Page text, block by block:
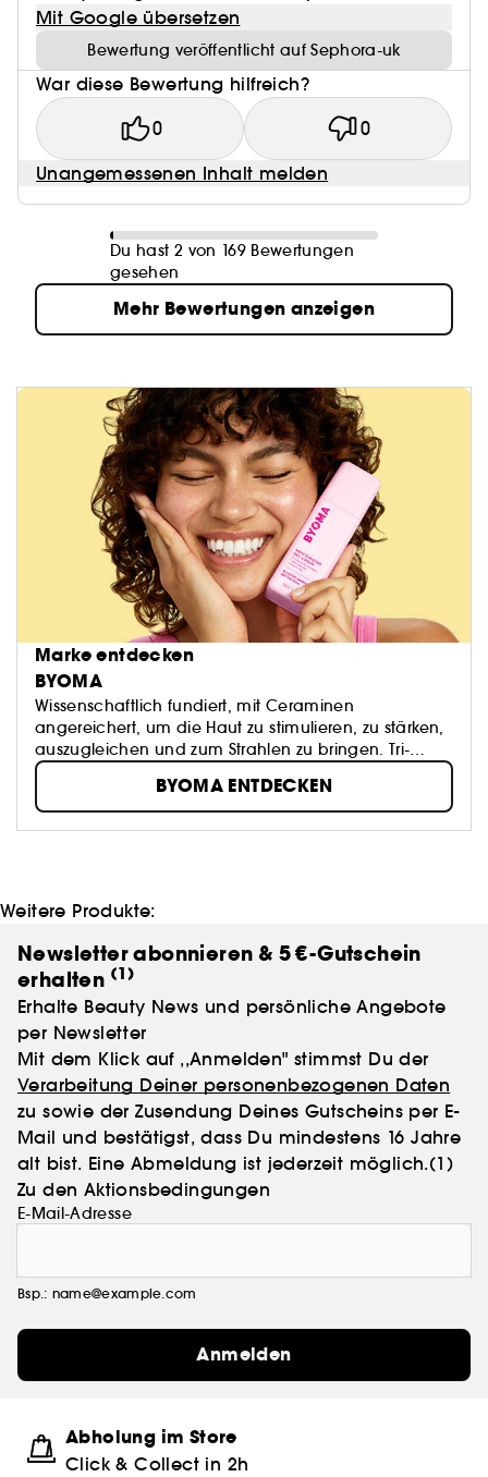
Mit Google übersetzen
Bewertung veröffentlicht auf Sephora-uk
War diese Bewertung hilfreich?
0 0
Unangemessenen Inhalt melden
Du hast 2 von 169 Bewertungen
gesehen
Mehr Bewertungen anzeigen
Marke entdecken
BYOMA
Wissenschaftlich fundiert, mit Ceraminen
angereichert, um die Haut zu stimulieren, zu stärken,
auszugleichen und zum Strahlen zu bringen. Tri-
Ceramid-Komplex stärkt die Hautbarriere.
BYOMA ENTDECKEN
Weitere Produkte:
Newsletter abonnieren & 5 €-Gutschein
erhalten (1)
Erhalte Beauty News und persönliche Angebote
per Newsletter
Mit dem Klick auf ,,Anmelden" stimmst Du der
Verarbeitung Deiner personenbezogenen Daten
zu sowie der Zusendung Deines Gutscheins per E-
Mail und bestätigst, dass Du mindestens 16 Jahre
alt bist. Eine Abmeldung ist jederzeit möglich.(1)
Zu den Aktionsbedingungen
E-Mail-Adresse
Bsp.: name@example.com
Anmelden
Abholung im Store
Click & Collect in 2h